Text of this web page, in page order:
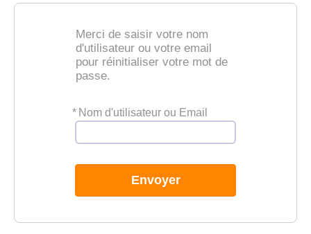
Merci de saisir votre nom
d'utilisateur ou votre email
pour réinitialiser votre mot de
passe.
* Nom d'utilisateur ou Email
Envoyer